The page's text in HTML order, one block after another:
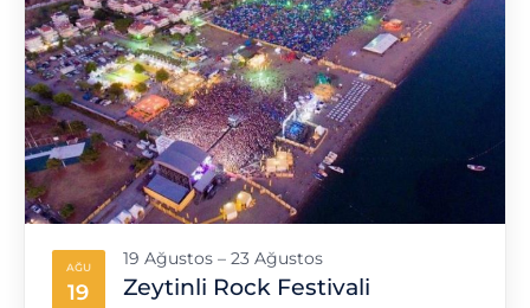
AĞU
19 Zeytinli Rock Festivali
19 Ağustos – 23 Ağustos